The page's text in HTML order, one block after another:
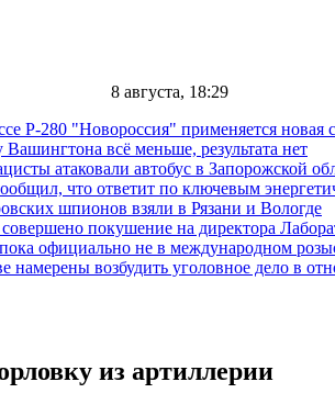
8 августа, 18:29
Р-280 "Новороссия" применяется
Вашингтона всё меньше, результата нет
атаковали автобус в Запорожской
что ответит по ключевым
шпионов взяли в Рязани и Вологде
покушение на директора
официально не в международном
намерены возбудить уголовное дело в
из артиллерии